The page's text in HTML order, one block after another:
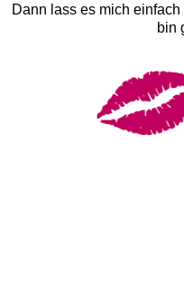
Dann lass es mich
bin